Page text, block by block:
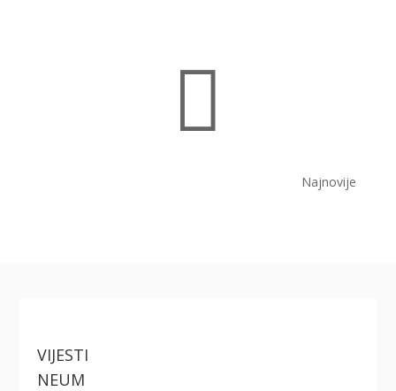

Najnovije
VIJESTI
NEUM